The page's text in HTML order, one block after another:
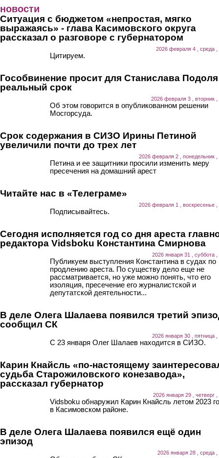
новости
Ситуация с бюджетом «непростая, мягко
выражаясь» - глава Касимовского округа
рассказал о разговоре с губернатором
2026 февраля 4 , среда ,
Цитируем.
Гособвинение просит для Станислава Подоля
реальный срок
2026 февраля 3 , вторник ,
Об этом говорится в опубликованном решении
Мосгорсуда.
Срок содержания в СИЗО Ирины Петиной
увеличили почти до трех лет
2026 февраля 2 , понедельник ,
Петина и ее защитники просили изменить меру
пресечения на домашний арест
Читайте нас в «Телеграме»
2026 февраля 1 , воскресенье ,
Подписывайтесь.
Сегодня исполняется год со дня ареста
редактора Vidsboku Константина Смирнова
2026 января 31 , суббота ,
Публикуем выступления Константина в судах по
продлению ареста. По существу дело еще не
рассматривается, но уже можно понять, что его
изоляция, пресечение его журналистской и
депутатской деятельности...
В деле Олега Шалаева появился третий
сообщил СК
2026 января 30 , пятница ,
С 23 января Олег Шалаев находится в СИЗО.
Карин Кнайсль «по-настоящему
судьба Старожиловского конезавода»,
рассказал губернатор
2026 января 29 , четверг ,
Vidsboku обнаружил Карин Кнайсль летом 2023
в Касимовском районе.
В деле Олега Шалаева появился ещё один
эпизод
2026 января 28 , среда ,